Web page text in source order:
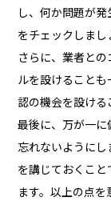
し、何か問題が
をチェックしまし
さらに、業者と
ルを設けること
認の機会を設ける
最後に、万が一に
忘れないように
を講じておくこ
ます。以上の点